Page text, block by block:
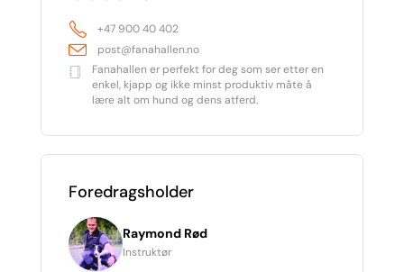
+47 900 40 402
post@fanahallen.no
Fanahallen er perfekt for deg som ser etter en
enkel, kjapp og ikke minst produktiv måte å
lære alt om hund og dens atferd.
Foredragsholder
Raymond Rød
Instruktør